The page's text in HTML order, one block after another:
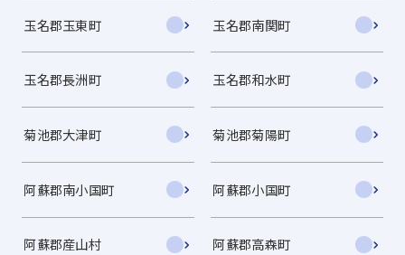
玉名郡玉東町 玉名郡南関町
玉名郡長洲町 玉名郡和水町
菊池郡大津町 菊池郡菊陽町
阿蘇郡南小国町 阿蘇郡小国町
阿蘇郡産山村 阿蘇郡高森町